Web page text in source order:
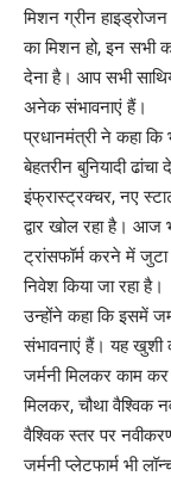
मिशन ग्रीन
का मिशन हो, इन सभी
देना है। आप सभी
अनेक संभावनाएं हैं।
प्रधानमंत्री ने कहा
बेहतरीन बुनियादी
इंफ्रास्ट्रक्चर, नए
द्वार खोल रहा है।
ट्रांसफॉर्म करने में जुटा
निवेश किया जा रहा है।
उन्होंने कहा कि इसमें
संभावनाएं हैं। यह खुशी
जर्मनी मिलकर काम
मिलकर, चौथा वैश्विक
वैश्विक स्तर पर
जर्मनी प्लेटफार्म भी